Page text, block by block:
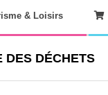
& Loisirs
DES DÉCHETS